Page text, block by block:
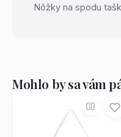
Nôžky na spodu
Mohlo by sa vám